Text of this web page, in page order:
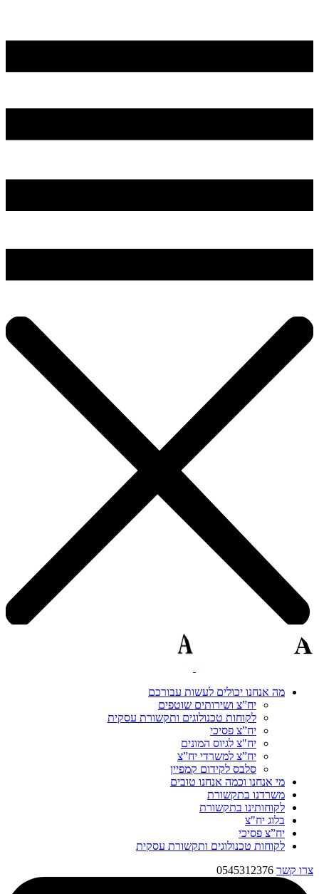
מה אנחנו יכולים לעשות עבורכם
יח”צ ושירותים שוטפים
לקוחות טכנולוגים ותקשורת עסקית
יח”צ פסיכי
יח"צ לגיוס המונים
יח”צ למשרדי יח”צ
סלבס לקידום קמפיין
מי אנחנו וכמה אנחנו טובים
משרדנו בתקשורת
לקוחותינו בתקשורת
בלוג יח"צ
יח”צ פסיכי
לקוחות טכנולוגים ותקשורת עסקית
צרו קשר 0545312376